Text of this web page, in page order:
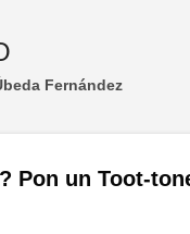
Fernández
Pon un Toot-